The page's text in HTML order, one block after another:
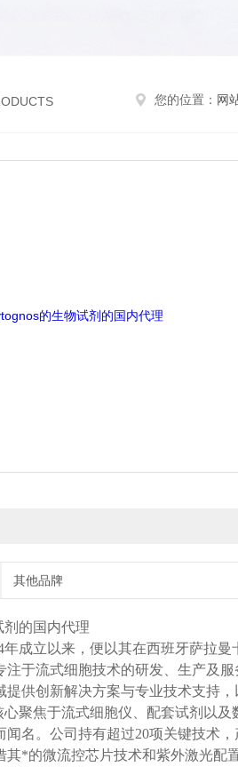
您的位置： 网
其他品牌
剂的国内代理
年成立以来，便以其在西班牙萨拉
注于流式细胞技术的研发、生产及
提供创新解决方案与专业技术支持
心聚焦于流式细胞仪、配套试剂以
闻名。公司持有超过20项关键技术
其*的微流控芯片技术和紫外激光配